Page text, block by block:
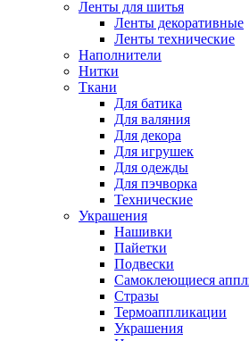
Ленты для шитья
Ленты декоративные
Ленты технические
Наполнители
Нитки
Ткани
Для батика
Для валяния
Для декора
Для игрушек
Для одежды
Для пэчворка
Технические
Украшения
Нашивки
Пайетки
Подвески
Самоклеющиеся
Стразы
Термоаппликации
Украшения